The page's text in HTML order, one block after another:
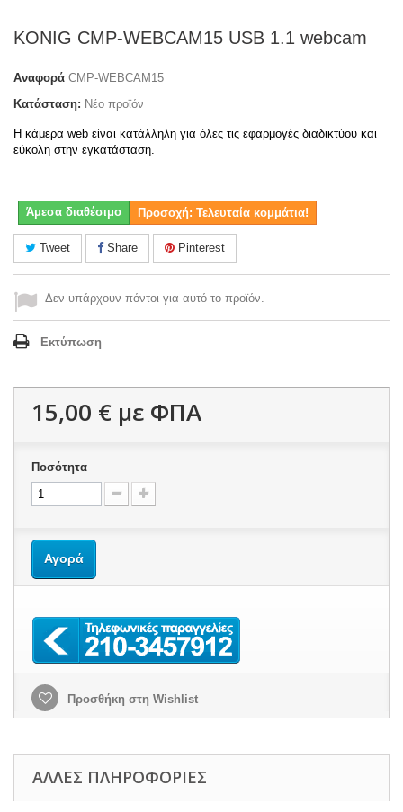
KONIG CMP-WEBCAM15 USB 1.1 webcam
Αναφορά CMP-WEBCAM15
Κατάσταση: Νέο προϊόν
Η κάμερα web είναι κατάλληλη για όλες τις εφαρμογές διαδικτύου και
εύκολη στην εγκατάσταση.
Άμεσα διαθέσιμο Προσοχή: Τελευταία κομμάτια!
Tweet Share Pinterest
Δεν υπάρχουν πόντοι για αυτό το προϊόν.
Εκτύπωση
15,00 € με ΦΠΑ
Ποσότητα
Αγορά
Προσθήκη στη Wishlist
ΆΛΛΕΣ ΠΛΗΡΟΦΟΡΊΕΣ